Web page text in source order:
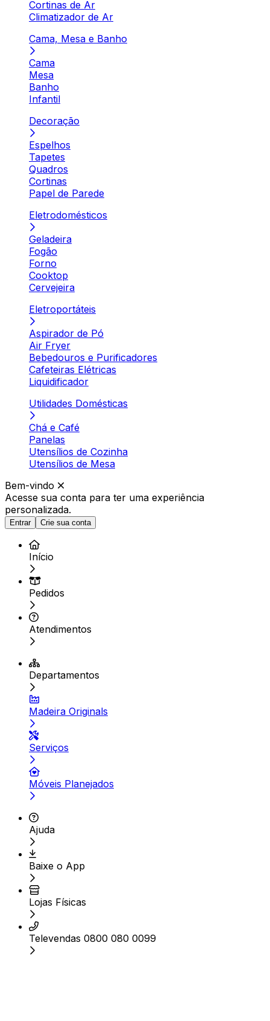
Cortinas de Ar
Climatizador de Ar
Cama, Mesa e Banho
Cama
Mesa
Banho
Infantil
Decoração
Espelhos
Tapetes
Quadros
Cortinas
Papel de Parede
Eletrodomésticos
Geladeira
Fogão
Forno
Cooktop
Cervejeira
Eletroportáteis
Aspirador de Pó
Air Fryer
Bebedouros e Purificadores
Cafeteiras Elétricas
Liquidificador
Utilidades Domésticas
Chá e Café
Panelas
Utensílios de Cozinha
Utensílios de Mesa
Bem-vindo
Acesse sua conta para ter uma experiência
personalizada.
Entrar Crie sua conta
Início
Pedidos
Atendimentos
Departamentos
Madeira Originals
Serviços
Móveis Planejados
Ajuda
Baixe o App
Lojas Físicas
Televendas 0800 080 0099